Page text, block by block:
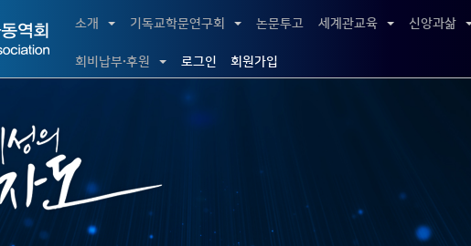
소개 기독교학문연구회 논문투고 세계관교육 신앙과삶
회비납부·후원 로그인 회원가입